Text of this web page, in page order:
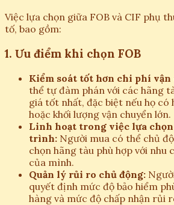
Việc lựa chọn giữa FOB và CIF phụ
tố, bao gồm:
1. Ưu điểm khi chọn FOB
Kiểm soát tốt hơn chi phí vận
thể tự đàm phán với các hãng
giá tốt nhất, đặc biệt nếu họ có
hoặc khối lượng vận chuyển lớn.
Linh hoạt trong việc lựa
trình: Người mua có thể chủ
chọn hãng tàu phù hợp với nhu
của mình.
Quản lý rủi ro chủ động:
quyết định mức độ bảo hiểm
hàng và mức độ chấp nhận rủi